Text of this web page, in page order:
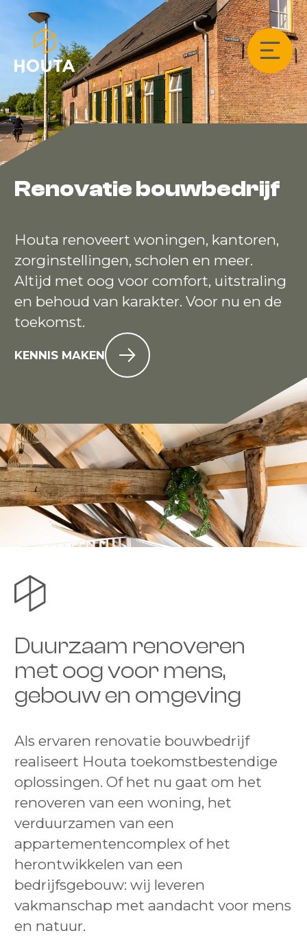
Renovatie bouwbedrijf
Houta renoveert woningen, kantoren,
zorginstellingen, scholen en meer.
Altijd met oog voor comfort, uitstraling
en behoud van karakter. Voor nu en de
toekomst.
KENNIS MAKEN
Duurzaam renoveren
met oog voor mens,
gebouw en omgeving
Als ervaren renovatie bouwbedrijf
realiseert Houta toekomstbestendige
oplossingen. Of het nu gaat om het
renoveren van een woning, het
verduurzamen van een
appartementencomplex of het
herontwikkelen van een
bedrijfsgebouw: wij leveren
vakmanschap met aandacht voor mens
en natuur.